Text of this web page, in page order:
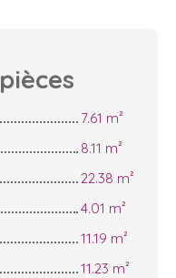
pièces
7.61 m²
8.11 m²
22.38 m²
4.01 m²
11.19 m²
11.23 m²